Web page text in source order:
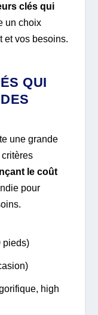
clés qui
un choix
et vos besoins.
QUI
une grande
le coût
pour
pieds)
high